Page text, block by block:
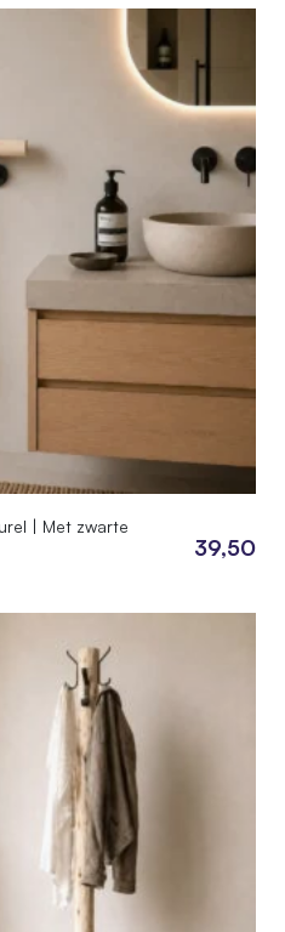
| Met zwarte
39,50